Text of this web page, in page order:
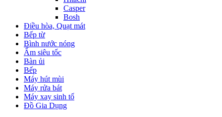
Casper
Bosh
Điều hòa, Quạt mát
Bếp từ
Bình nước nóng
Ấm siêu tốc
Bàn ủi
Bếp
Máy hút mùi
Máy rửa bát
Máy xay sinh tố
Đồ Gia Dụng